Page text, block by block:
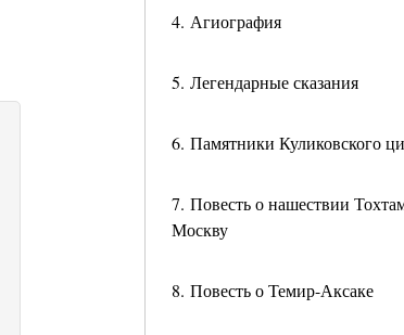
4. Агиография
5. Легендарные сказания
6. Памятники Куликовского
7. Повесть о нашествии
Москву
8. Повесть о Темир-Аксаке